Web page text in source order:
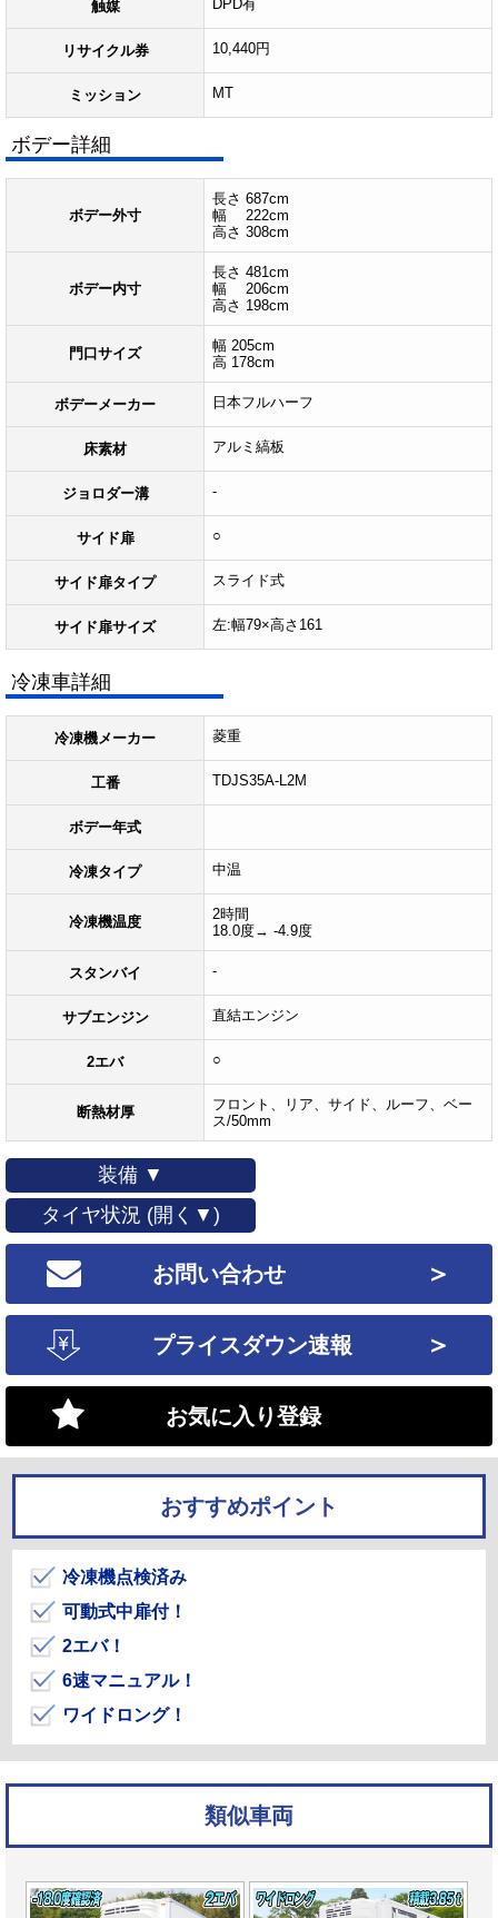
触媒 DPD有
リサイクル券 10,440円
ミッション MT
ボデー詳細
ボデー外寸
長さ 687cm
幅 222cm
高さ 308cm
ボデー内寸
長さ 481cm
幅 206cm
高さ 198cm
門口サイズ
幅 205cm
高 178cm
ボデーメーカー 日本フルハーフ
床素材 アルミ縞板
ジョロダー溝 -
サイド扉 ○
サイド扉タイプ スライド式
サイド扉サイズ 左:幅79×高さ161
冷凍車詳細
冷凍機メーカー 菱重
工番 TDJS35A-L2M
ボデー年式
冷凍タイプ 中温
冷凍機温度
2時間
18.0度→ -4.9度
スタンバイ -
サブエンジン 直結エンジン
2エバ ○
断熱材厚
フロント、リア、サイド、ルーフ、ベー
ス/50mm
装備 ▼
タイヤ状況 (開く▼)
お問い合わせ ＞
プライスダウン速報 ＞
お気に入り登録
おすすめポイント
冷凍機点検済み
可動式中扉付！
2エバ！
6速マニュアル！
ワイドロング！
類似車両